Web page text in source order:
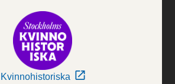
Kvinnohistoriska